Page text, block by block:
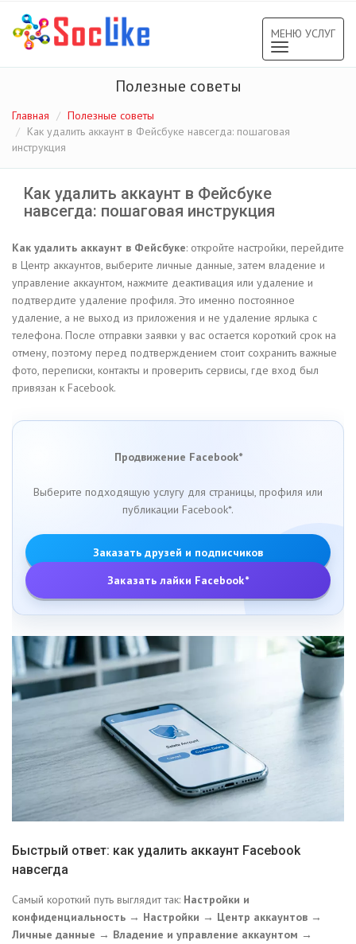
МЕНЮ УСЛУГ
navigation
Полезные советы
Главная
Полезные советы
Как удалить аккаунт в Фейсбуке навсегда: пошаговая
инструкция
Как удалить аккаунт в Фейсбуке
навсегда: пошаговая инструкция
Как удалить аккаунт в Фейсбуке: откройте настройки, перейдите
в Центр аккаунтов, выберите личные данные, затем владение и
управление аккаунтом, нажмите деактивация или удаление и
подтвердите удаление профиля. Это именно постоянное
удаление, а не выход из приложения и не удаление ярлыка с
телефона. После отправки заявки у вас остается короткий срок на
отмену, поэтому перед подтверждением стоит сохранить важные
фото, переписки, контакты и проверить сервисы, где вход был
привязан к Facebook.
Продвижение Facebook*
Выберите подходящую услугу для страницы, профиля или
публикации Facebook*.
Заказать друзей и подписчиков
Заказать лайки Facebook*
Быстрый ответ: как удалить аккаунт Facebook
навсегда
Самый короткий путь выглядит так: Настройки и
конфиденциальность → Настройки → Центр аккаунтов →
Личные данные → Владение и управление аккаунтом →